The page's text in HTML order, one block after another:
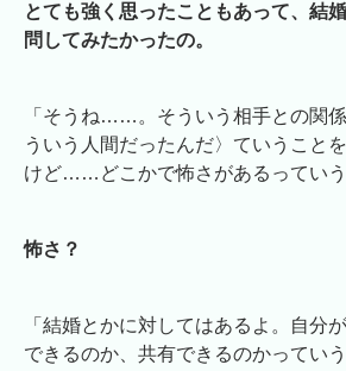
とても強く思ったこともあって、結
問してみたかったの。
「そうね……。そういう相手との関
ういう人間だったんだ〉ていうこと
けど……どこかで怖さがあるっていう
怖さ？
「結婚とかに対してはあるよ。自分
できるのか、共有できるのかってい